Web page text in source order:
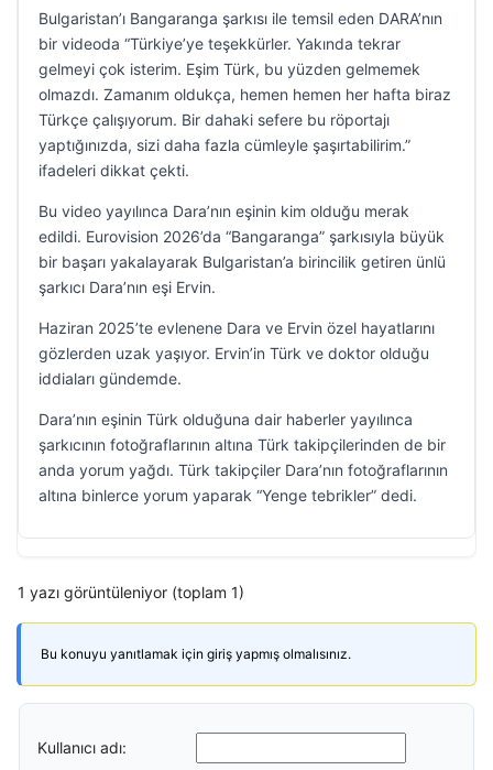
Bulgaristan’ı Bangaranga şarkısı ile temsil eden DARA’nın
bir videoda “Türkiye’ye teşekkürler. Yakında tekrar
gelmeyi çok isterim. Eşim Türk, bu yüzden gelmemek
olmazdı. Zamanım oldukça, hemen hemen her hafta biraz
Türkçe çalışıyorum. Bir dahaki sefere bu röportajı
yaptığınızda, sizi daha fazla cümleyle şaşırtabilirim.”
ifadeleri dikkat çekti.
Bu video yayılınca Dara’nın eşinin kim olduğu merak
edildi. Eurovision 2026’da “Bangaranga” şarkısıyla büyük
bir başarı yakalayarak Bulgaristan’a birincilik getiren ünlü
şarkıcı Dara’nın eşi Ervin.
Haziran 2025’te evlenene Dara ve Ervin özel hayatlarını
gözlerden uzak yaşıyor. Ervin’in Türk ve doktor olduğu
iddiaları gündemde.
Dara’nın eşinin Türk olduğuna dair haberler yayılınca
şarkıcının fotoğraflarının altına Türk takipçilerinden de bir
anda yorum yağdı. Türk takipçiler Dara’nın fotoğraflarının
altına binlerce yorum yaparak “Yenge tebrikler” dedi.
1 yazı görüntüleniyor (toplam 1)
Bu konuyu yanıtlamak için giriş yapmış olmalısınız.
Kullanıcı adı: